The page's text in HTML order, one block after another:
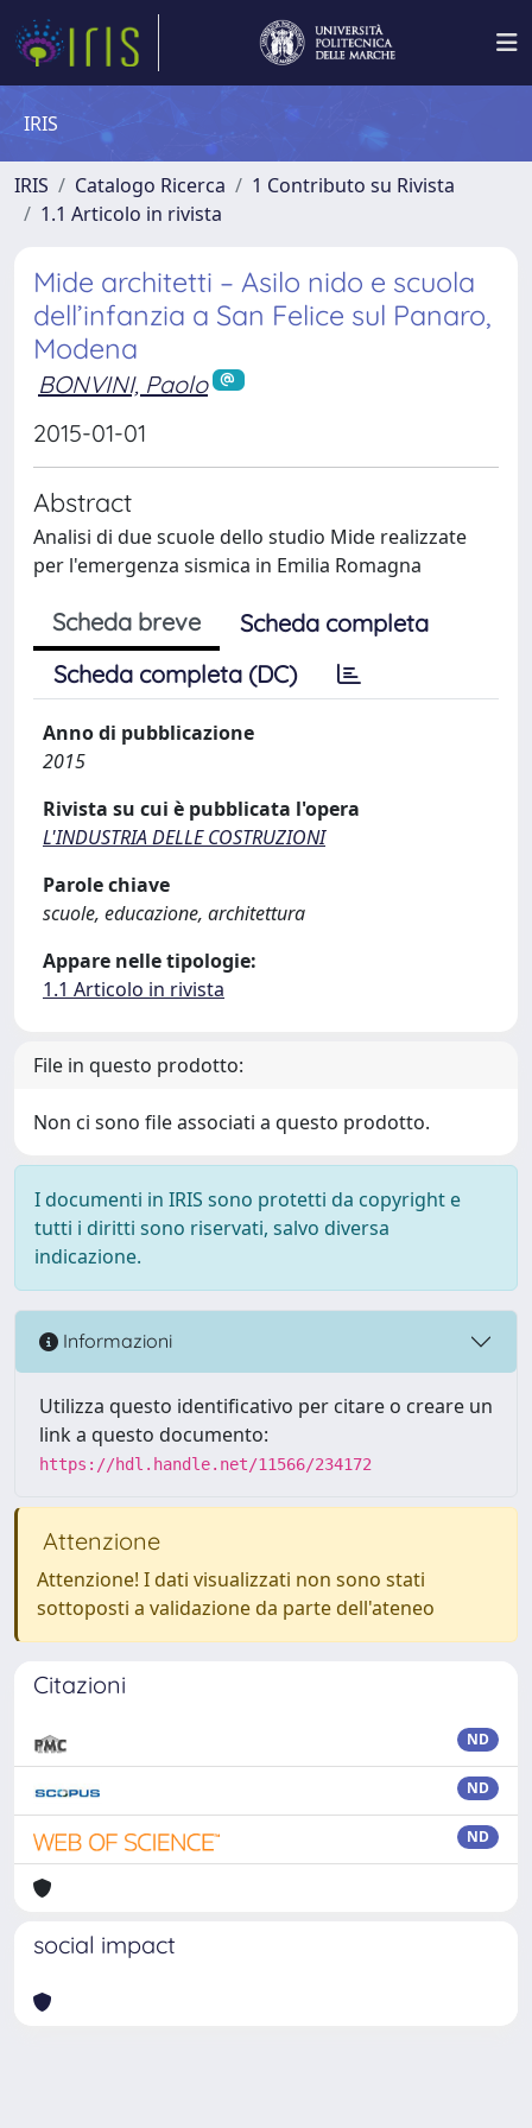
IRIS
IRIS Catalogo Ricerca
1 Contributo su Rivista
1.1 Articolo in rivista
Mide architetti – Asilo nido e scuola
dell’infanzia a San Felice sul Panaro,
Modena
BONVINI, Paolo
2015-01-01
Abstract
Analisi di due scuole dello studio Mide realizzate
per l'emergenza sismica in Emilia Romagna
Scheda breve
Scheda completa
Scheda completa (DC)
Anno di pubblicazione
2015
Rivista su cui è pubblicata l'opera
L'INDUSTRIA DELLE COSTRUZIONI
Parole chiave
scuole, educazione, architettura
Appare nelle tipologie:
1.1 Articolo in rivista
File in questo prodotto:
Non ci sono file associati a questo prodotto.
I documenti in IRIS sono protetti da copyright e
tutti i diritti sono riservati, salvo diversa
indicazione.
Informazioni
Utilizza questo identificativo per citare o creare un
link a questo documento:
https://hdl.handle.net/11566/234172
Attenzione
Attenzione! I dati visualizzati non sono stati
sottoposti a validazione da parte dell'ateneo
Citazioni
ND
ND
ND
social impact